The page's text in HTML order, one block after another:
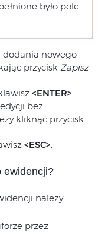
było pole
dodania nowego
przycisk Zapisz
<ENTER>.
bez
kliknąć przycisk
<ESC>.
ewidencji?
należy:
przez